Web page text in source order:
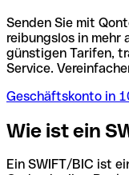
Senden Sie mit
reibungslos in mehr
günstigen Tarifen,
Service.
Geschäftskonto in
Wie ist ein
Ein SWIFT/BIC ist